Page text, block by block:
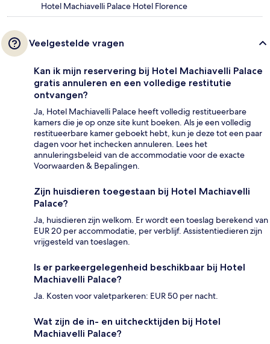
Hotel Machiavelli Palace Hotel Florence
Veelgestelde vragen
Kan ik mijn reservering bij Hotel Machiavelli Palace
gratis annuleren en een volledige restitutie
ontvangen?
Ja, Hotel Machiavelli Palace heeft volledig restitueerbare
kamers die je op onze site kunt boeken. Als je een volledig
restitueerbare kamer geboekt hebt, kun je deze tot een paar
dagen voor het inchecken annuleren. Lees het
annuleringsbeleid van de accommodatie voor de exacte
Voorwaarden & Bepalingen.
Zijn huisdieren toegestaan bij Hotel Machiavelli
Palace?
Ja, huisdieren zijn welkom. Er wordt een toeslag berekend van
EUR 20 per accommodatie, per verblijf. Assistentiedieren zijn
vrijgesteld van toeslagen.
Is er parkeergelegenheid beschikbaar bij Hotel
Machiavelli Palace?
Ja. Kosten voor valetparkeren: EUR 50 per nacht.
Wat zijn de in- en uitchecktijden bij Hotel
Machiavelli Palace?